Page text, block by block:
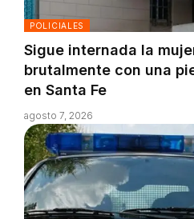
POLICIALES
Sigue internada la
brutalmente con una
en Santa Fe
agosto 7, 2026